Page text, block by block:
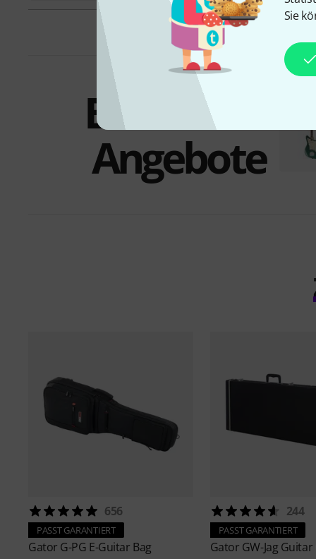
Sie
Bundles &
Angebote
656
PASST GARANTIERT
Gator G-PG E-Guitar Bag
244
PASST GARANTIERT
Gator GW-Jag Guitar